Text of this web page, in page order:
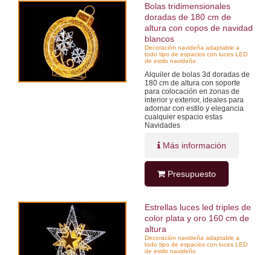
Bolas tridimensionales
doradas de 180 cm de
altura con copos de navidad
blancos
Decoración navideña adaptable a
todo tipo de espacios con luces LED
de estilo navideño
Alquiler de bolas 3d doradas de
180 cm de altura con soporte
para colocación en zonas de
interior y exterior, ideales para
adornar con estilo y elegancia
cualquier espacio estas
Navidades
Más información
Presupuesto
Estrellas luces led triples de
color plata y oro 160 cm de
altura
Decoración navideña adaptable a
todo tipo de espacios con luces LED
de estilo navideño